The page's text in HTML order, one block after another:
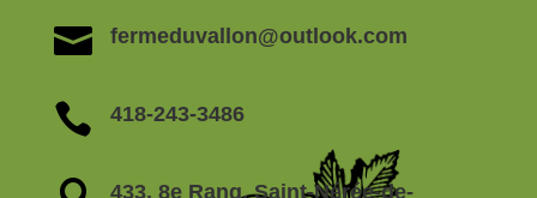
 fermeduvallon@outlook.com
 418-243-3486
433, 8e Rang, Saint-Nérée-de-